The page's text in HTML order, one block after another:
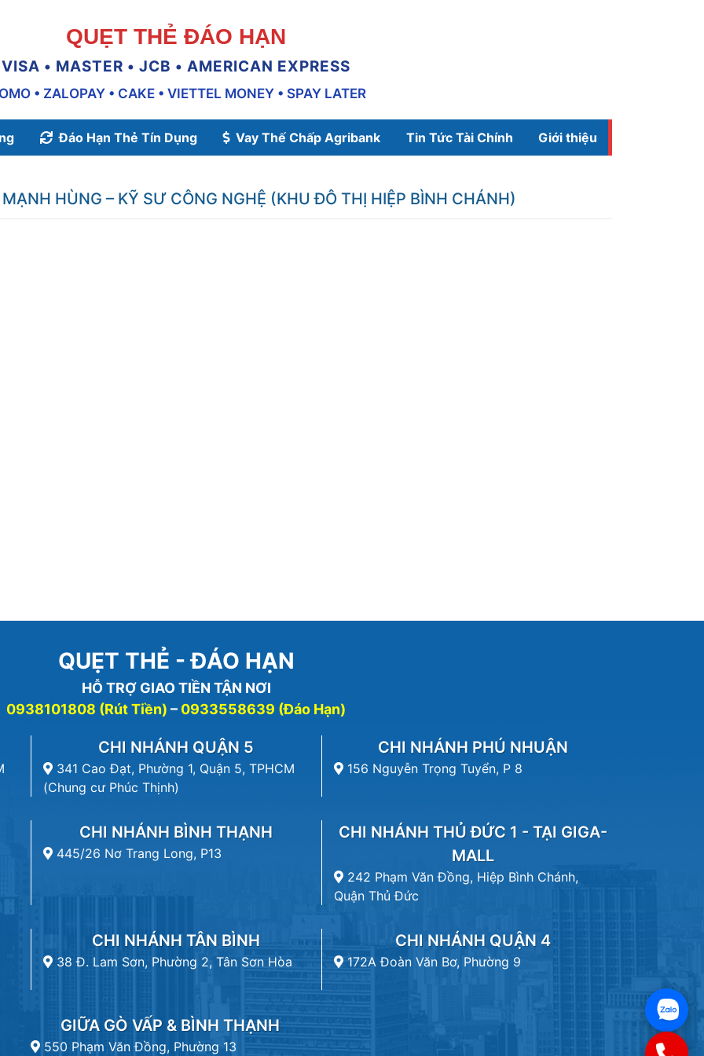
QUẸT THẺ ĐÁO HẠN
VISA • MASTER • JCB • AMERICAN EXPRESS
• ZALOPAY • CAKE • VIETTEL MONEY • SPAY LATER
Đáo Hạn Thẻ Tín Dụng Vay Thế Chấp Agribank Tin Tức Tài Chính Giới thiệu
HÙNG – KỸ SƯ CÔNG NGHỆ (KHU ĐÔ THỊ HIỆP BÌNH CHÁNH)
QUẸT THẺ - ĐÁO HẠN
HỖ TRỢ GIAO TIỀN TẬN NƠI
0938101808 (Rút Tiền) – 0933558639 (Đáo Hạn)
CHI NHÁNH QUẬN 5
341 Cao Đạt, Phường 1, Quận 5, TPHCM
(Chung cư Phúc Thịnh)
CHI NHÁNH PHÚ NHUẬN
156 Nguyễn Trọng Tuyển, P 8
CHI NHÁNH BÌNH THẠNH
445/26 Nơ Trang Long, P13
CHI NHÁNH THỦ ĐỨC 1 - TẠI GIGA-
MALL
242 Phạm Văn Đồng, Hiệp Bình Chánh,
Quận Thủ Đức
CHI NHÁNH TÂN BÌNH
38 Đ. Lam Sơn, Phường 2, Tân Sơn Hòa
CHI NHÁNH QUẬN 4
172A Đoàn Văn Bơ, Phường 9
GIỮA GÒ VẤP & BÌNH THẠNH
550 Phạm Văn Đồng, Phường 13